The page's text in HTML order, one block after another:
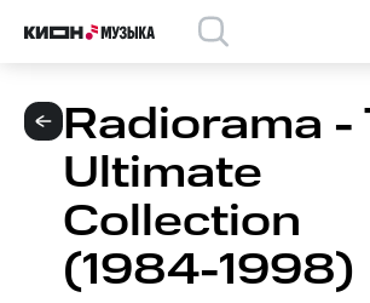
Radiorama -
Ultimate
Collection
(1984-1998)